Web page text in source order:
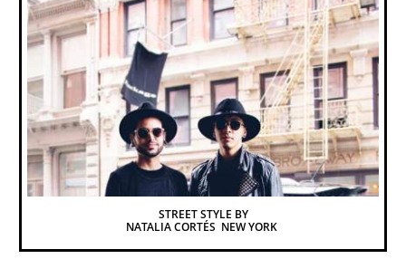
STREET STYLE BY
NATALIA CORTÉS  NEW YORK